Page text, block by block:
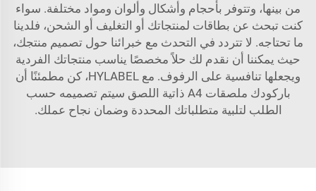
من بينها، وتتوفر بأحجام وأشكال وألوان ومواد مختلفة. سواء
كنت تبحث عن بطاقات لمنتجاتك أو التغليف أو الشحن، فلدينا
ما تحتاجه. لا تتردد في التحدث مع خبرائنا حول تصميم منتجك،
حيث يمكننا أن نقدم لك حلاً مخصصًا يناسب منتجاتك الفردية
ويجعلها تنافسية على الرفوف. مع HYLABEL، كن مطمئنًا أن
باركودك ملصقات A4 ذاتية اللصق
سيتم تصميمه حسب
الطلب لتلبية متطلباتك المحددة وضمان نجاح عملك.